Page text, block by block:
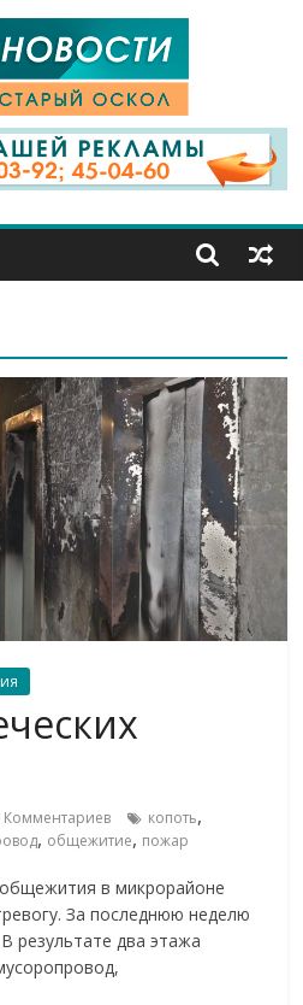
Комментариев копоть,
, общежитие, пожар
в микрорайоне
За последнюю неделю
результате два этажа